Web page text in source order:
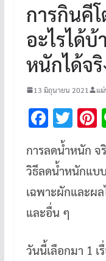
การกินคี
อะไรได้บ้
หนักได้จ
13 มิถุนายน 2021 แ
F
ac
e
b
o
o
T
tt
er
t
การลดน้ำหนัก จ
วิธีลดน้ำหนักแบ
เฉพาะผักและผล
และอื่น ๆ
วันนี้เลือกมา 1 เ